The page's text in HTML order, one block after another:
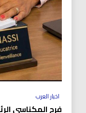
اخبار العرب
فرح المكناسي